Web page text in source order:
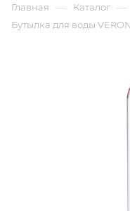
Главная — Каталог —
Бутылка для воды